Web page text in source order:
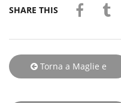
SHARE THIS
Torna a Maglie e